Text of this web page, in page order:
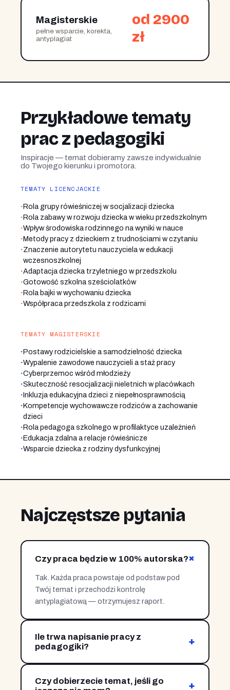
Magisterskie
pełne wsparcie, korekta,
antyplagiat
od 2900
zł
Przykładowe tematy
prac z pedagogiki
Inspiracje — temat dobieramy zawsze indywidualnie
do Twojego kierunku i promotora.
TEMATY LICENCJACKIE
·Rola grupy rówieśniczej w socjalizacji dziecka
·Rola zabawy w rozwoju dziecka w wieku przedszkolnym
·Wpływ środowiska rodzinnego na wyniki w nauce
·Metody pracy z dzieckiem z trudnościami w czytaniu
·Znaczenie autorytetu nauczyciela w edukacji
wczesnoszkolnej
·Adaptacja dziecka trzyletniego w przedszkolu
·Gotowość szkolna sześciolatków
·Rola bajki w wychowaniu dziecka
·Współpraca przedszkola z rodzicami
TEMATY MAGISTERSKIE
·Postawy rodzicielskie a samodzielność dziecka
·Wypalenie zawodowe nauczycieli a staż pracy
·Cyberprzemoc wśród młodzieży
·Skuteczność resocjalizacji nieletnich w placówkach
·Inkluzja edukacyjna dzieci z niepełnosprawnością
·Kompetencje wychowawcze rodziców a zachowanie
dzieci
·Rola pedagoga szkolnego w profilaktyce uzależnień
·Edukacja zdalna a relacje rówieśnicze
·Wsparcie dziecka z rodziny dysfunkcyjnej
Najczęstsze pytania
Czy praca będzie w 100% autorska?+
Tak. Każda praca powstaje od podstaw pod
Twój temat i przechodzi kontrolę
antyplagiatową — otrzymujesz raport.
Ile trwa napisanie pracy z
pedagogiki?
+
kolejne rozdziały na bieżąco.
Czy dobierzecie temat, jeśli go
+